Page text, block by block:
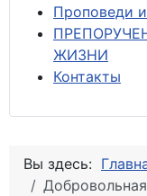
Проповеди
ЖИЗНИ
Контакты
Вы здесь: